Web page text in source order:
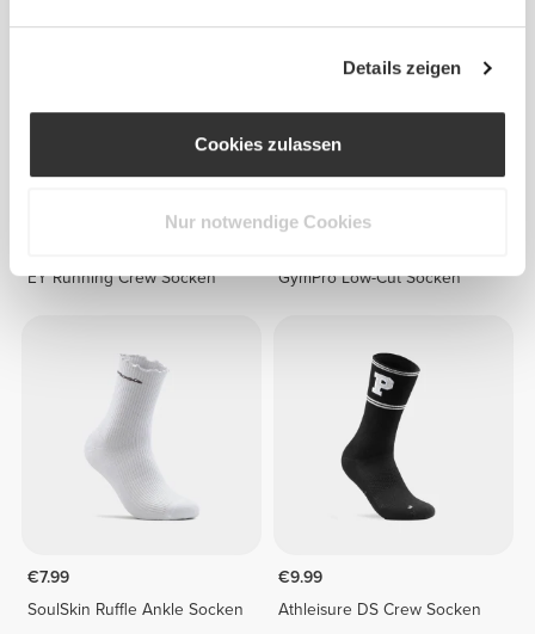
Details zeigen
Cookies zulassen
Nur notwendige Cookies
EY Running Crew Socken
GymPro Low-Cut Socken
€7.99
SoulSkin Ruffle Ankle Socken
€9.99
Athleisure DS Crew Socken